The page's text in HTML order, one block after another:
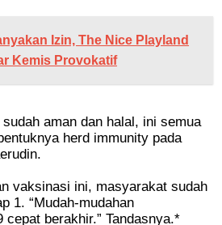
Izin, The Nice Playland
Kemis Provokatif
aman dan halal, ini semua
herd immunity pada
vaksinasi ini, masyarakat sudah
1. “Mudah-mudahan
cepat berakhir.” Tandasnya.*